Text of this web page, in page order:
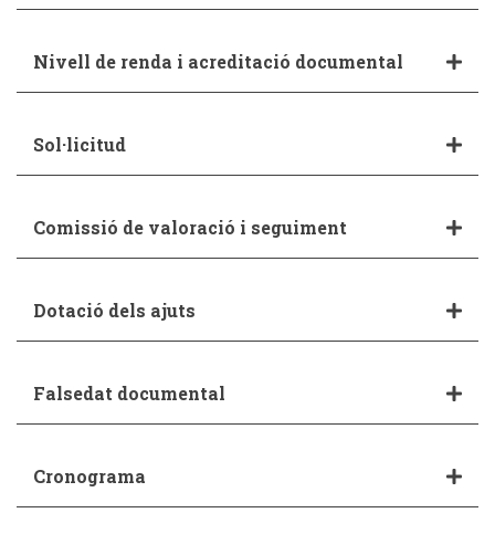
Nivell de renda i acreditació documental
Sol·licitud
Comissió de valoració i seguiment
Dotació dels ajuts
Falsedat documental
Cronograma